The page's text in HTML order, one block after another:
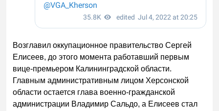
Возглавил оккупационное правительство Сергей
Елисеев, до этого момента работавший первым
вице-премьером Калининградской области.
Главным административным лицом Херсонской
области остается глава военно-гражданской
администрации Владимир Сальдо, а Елисеев стал